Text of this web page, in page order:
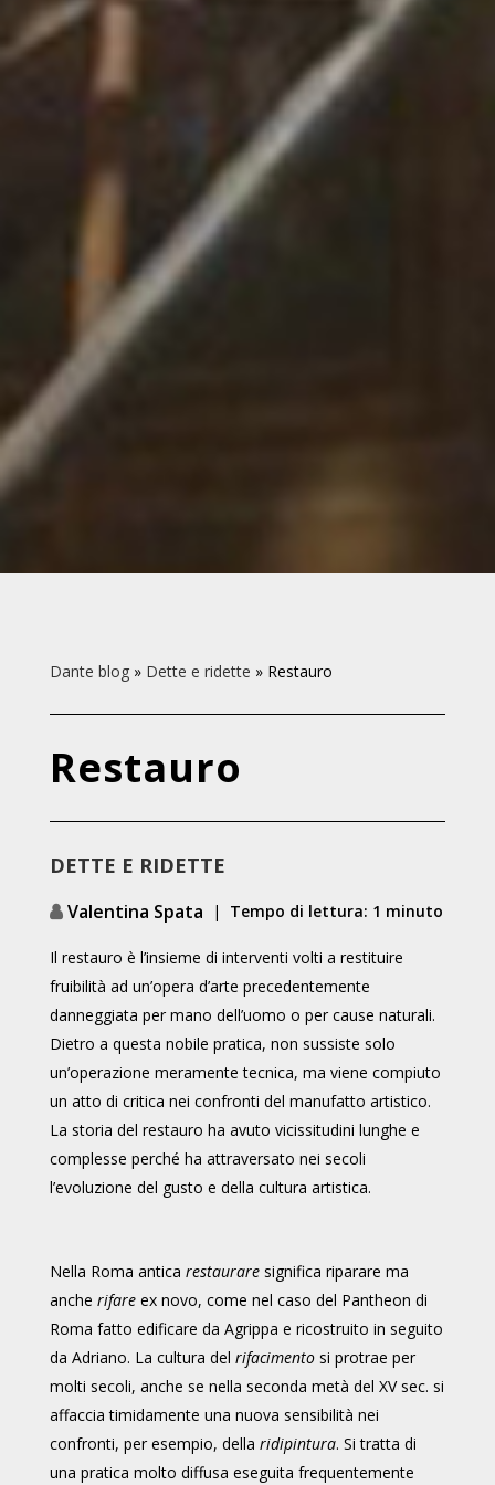
Dante blog» Dette e ridette » Restauro
Restauro
DETTE E RIDETTE
Valentina Spata | Tempo di lettura: 1 minuto
Il restauro è l’insieme di interventi volti a restituire
fruibilità ad un’opera d’arte precedentemente
danneggiata per mano dell’uomo o per cause naturali.
Dietro a questa nobile pratica, non sussiste solo
un’operazione meramente tecnica, ma viene compiuto
un atto di critica nei confronti del manufatto artistico.
La storia del restauro ha avuto vicissitudini lunghe e
complesse perché ha attraversato nei secoli
l’evoluzione del gusto e della cultura artistica.
Nella Roma antica restauraresignifica riparare ma
anche rifareex novo, come nel caso del Pantheon di
Roma fatto edificare da Agrippa e ricostruito in seguito
da Adriano. La cultura del rifacimentosi protrae per
molti secoli, anche se nella seconda metà del XV sec. si
affaccia timidamente una nuova sensibilità nei
confronti, per esempio, della ridipintura. Si tratta di
una pratica molto diffusa eseguita frequentemente